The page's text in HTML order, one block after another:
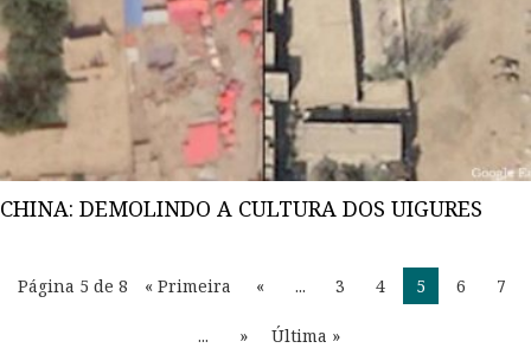
CHINA: DEMOLINDO A CULTURA DOS UIGURES
Página 5 de 8 « Primeira « ... 3 4 5 6 7
... » Última »